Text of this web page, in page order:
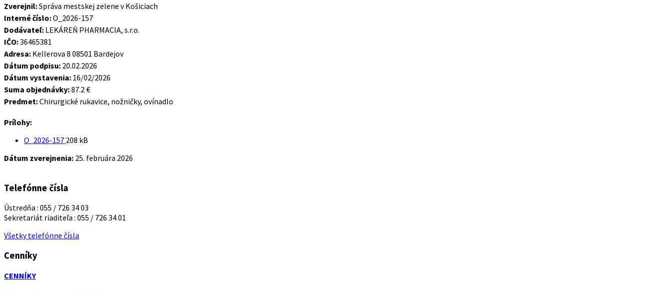
Zverejnil:Správa mestskej zelene v Košiciach
Interné číslo:O_2026-157
Dodávateľ: LEKÁREŇ PHARMACIA, s.r.o.
IČO:36465381
Adresa: Kellerova 8 08501 Bardejov
Dátum podpisu: 20.02.2026
Dátum vystavenia: 16/02/2026
Suma objednávky:87.2 €
Predmet:Chirurgické rukavice, nožničky, ovínadlo
Prílohy:
O_2026-157 Veľkosť
208 kB
Dátum zverejnenia: 25. februára 2026
Telefónne čísla
Ústredňa : 055 / 726 34 03
Sekretariát riaditeľa : 055 / 726 34 01
Všetky telefónne čísla
Cenníky
CENNÍKY